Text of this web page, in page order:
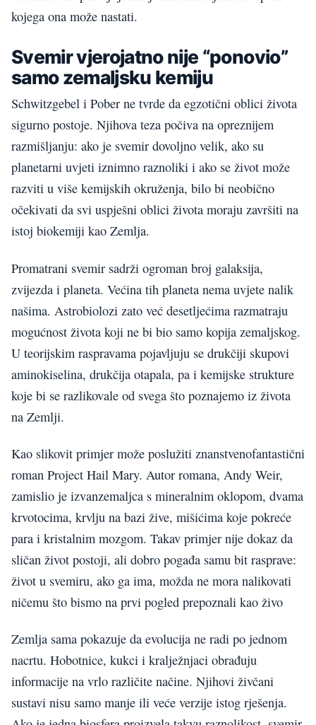
kojega ona može nastati.
Svemir vjerojatno nije “ponovio”
samo zemaljsku kemiju
Schwitzgebel i Pober ne tvrde da egzotični oblici života
sigurno postoje. Njihova teza počiva na opreznijem
razmišljanju: ako je svemir dovoljno velik, ako su
planetarni uvjeti iznimno raznoliki i ako se život može
razviti u više kemijskih okruženja, bilo bi neobično
očekivati da svi uspješni oblici života moraju završiti na
istoj biokemiji kao Zemlja.
Promatrani svemir sadrži ogroman broj galaksija,
zvijezda i planeta. Većina tih planeta nema uvjete nalik
našima. Astrobiolozi zato već desetljećima razmatraju
mogućnost života koji ne bi bio samo kopija zemaljskog.
U teorijskim raspravama pojavljuju se drukčiji skupovi
aminokiselina, drukčija otapala, pa i kemijske strukture
koje bi se razlikovale od svega što poznajemo iz života
na Zemlji.
Kao slikovit primjer može poslužiti znanstvenofantastični
roman Project Hail Mary. Autor romana, Andy Weir,
zamislio je izvanzemaljca s mineralnim oklopom, dvama
krvotocima, krvlju na bazi žive, mišićima koje pokreće
para i kristalnim mozgom. Takav primjer nije dokaz da
sličan život postoji, ali dobro pogađa samu bit rasprave:
život u svemiru, ako ga ima, možda ne mora nalikovati
ničemu što bismo na prvi pogled prepoznali kao živo
Zemlja sama pokazuje da evolucija ne radi po jednom
nacrtu. Hobotnice, kukci i kralježnjaci obrađuju
informacije na vrlo različite načine. Njihovi živčani
sustavi nisu samo manje ili veće verzije istog rješenja.